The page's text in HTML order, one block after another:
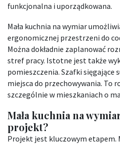
funkcjonalna i uporządkowana.
Mała kuchnia na wymiar
ergonomicznej przestrzeni do
Można dokładnie zaplanować
stref pracy. Istotne jest także
pomieszczenia. Szafki sięgające
miejsca do przechowywania. To
szczególnie w mieszkaniach o
Mała kuchnia na
projekt?
Projekt jest kluczowym etapem.